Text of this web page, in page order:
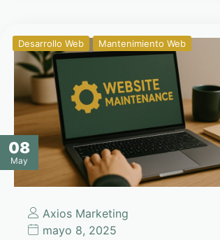
08
May
Desarrollo Web Mantenimiento Web
Axios Marketing
mayo 8, 2025